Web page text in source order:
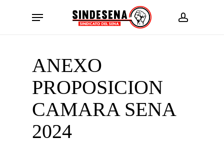
account
Menu
ANEXO
PROPOSICION
CAMARA SENA
2024